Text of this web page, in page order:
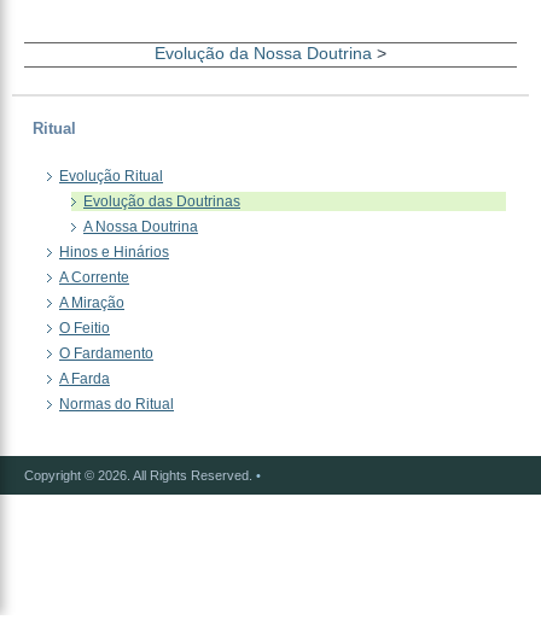
Evolução da Nossa Doutrina >
Ritual
Evolução Ritual
Evolução das Doutrinas
A Nossa Doutrina
Hinos e Hinários
A Corrente
A Miração
O Feitio
O Fardamento
A Farda
Normas do Ritual
Copyright © 2026. All Rights Reserved. •